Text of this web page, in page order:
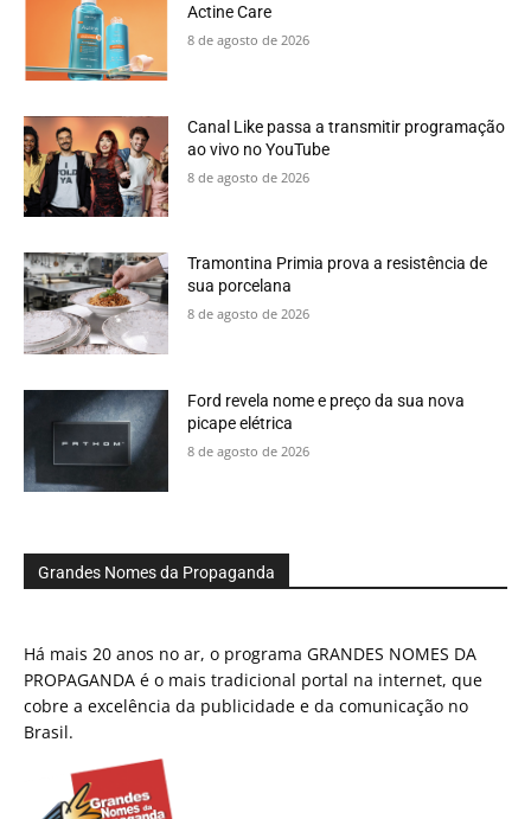
Actine Care
8 de agosto de 2026
Canal Like passa a transmitir programação
ao vivo no YouTube
8 de agosto de 2026
Tramontina Primia prova a resistência de
sua porcelana
8 de agosto de 2026
Ford revela nome e preço da sua nova
picape elétrica
8 de agosto de 2026
Grandes Nomes da Propaganda
Há mais 20 anos no ar, o programa GRANDES NOMES DA
PROPAGANDA é o mais tradicional portal na internet, que
cobre a excelência da publicidade e da comunicação no
Brasil.